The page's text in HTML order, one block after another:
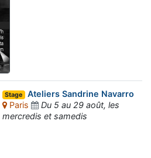
Stage Ateliers Sandrine Navarro
Paris
Du 5 au 29 août, les
mercredis et samedis